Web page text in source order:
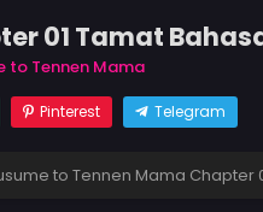
01 Tamat
to Tennen Mama
Pinterest Telegram
to Tennen Mama Chapter